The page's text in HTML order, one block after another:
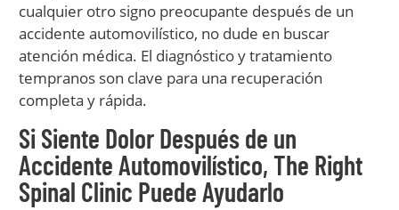
cualquier otro signo preocupante después de un
accidente automovilístico, no dude en buscar
atención médica. El diagnóstico y tratamiento
tempranos son clave para una recuperación
completa y rápida.
Si Siente Dolor Después de un
Accidente Automovilístico, The Right
Spinal Clinic Puede Ayudarlo